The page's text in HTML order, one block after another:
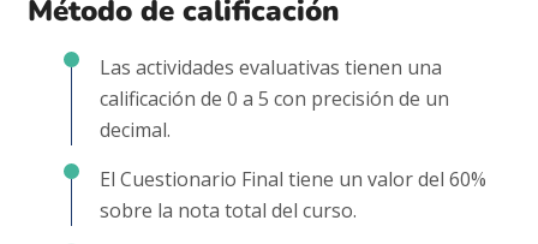
Método de calificación
Las actividades evaluativas tienen una
calificación de 0 a 5 con precisión de un
decimal.
El Cuestionario Final tiene un valor del 60%
sobre la nota total del curso.